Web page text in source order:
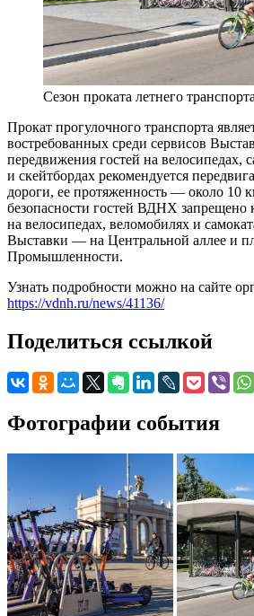
Сезон проката летнего
Прокат прогулочного транспорта
востребованных среди сервисов
передвижения гостей на велосипедах,
и скейтбордах рекомендуется
дороги, ее протяженность — около 10
безопасности гостей ВДНХ запрещено
на велосипедах, веломобилях и
Выставки — на Центральной аллее и
Промышленности.
Узнать подробности можно на сайте
https://vdnh.ru/news/41136/
Поделиться ссылкой
Фотографии события